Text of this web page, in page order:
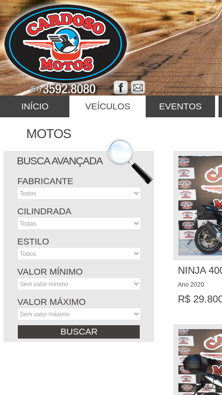
INÍCIO VEÍCULOS EVENTOS
MOTOS
BUSCA AVANÇADA
FABRICANTE
CILINDRADA
ESTILO
VALOR MÍNIMO
VALOR MÁXIMO
NINJA
Ano 2020
R$